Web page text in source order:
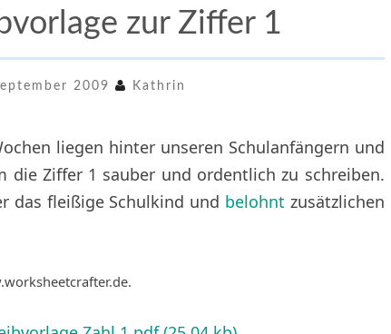
MATHE
KLASSE
1
WELT
ZAHLEN
SCHREIBVORLAGE
ZUR
zur Ziffer 1
2009 Kathrin
liegen hinter unseren Schulanfängern und
Ziffer 1 sauber und ordentlich zu schreiben.
das fleißige Schulkind und belohnt zusätzlichen